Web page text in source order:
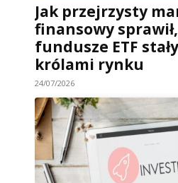
Jak przejrzysty
finansowy
fundusze ETF
królami rynku
24/07/2026